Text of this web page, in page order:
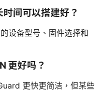
间可以搭建好？
设备型号、固件选择和
更好吗？
更快更简洁，但某些